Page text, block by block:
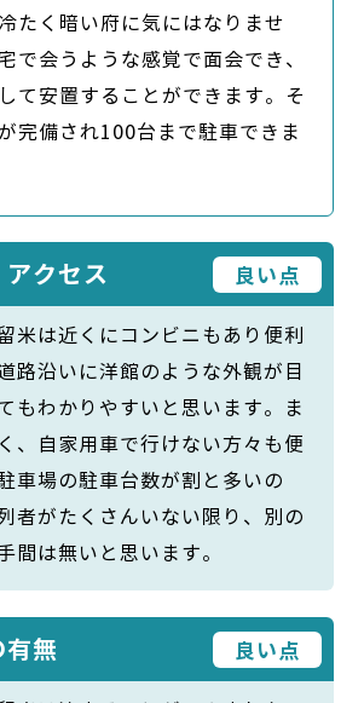
たく暗い府に気にはなりませ
で会うような感覚で面会でき、
て安置することができます。そ
完備され100台まで駐車できま
クセス 良い点
米は近くにコンビニもあり便利
路沿いに洋館のような外観が目
もわかりやすいと思います。ま
、自家用車で行けない方々も便
車場の駐車台数が割と多いの
者がたくさんいない限り、別の
間は無いと思います。
無 良い点